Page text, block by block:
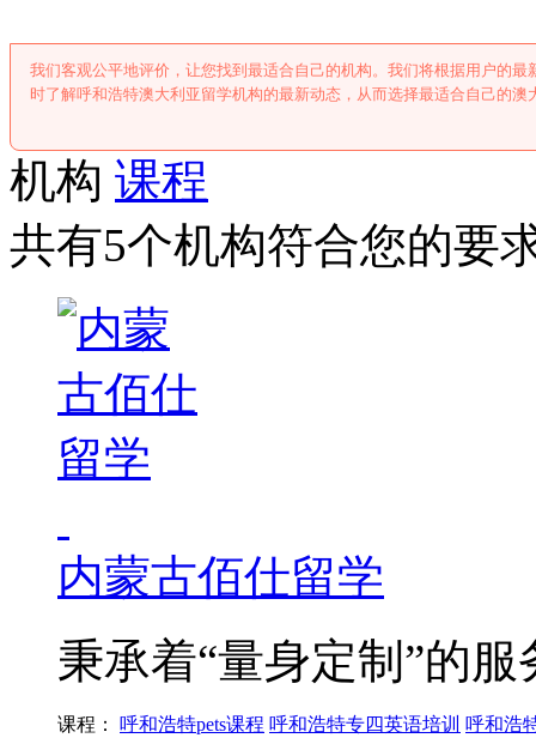
我们客观公平地评价，让您找到最适合自己的机构。我们将根据用户的
时了解呼和浩特澳大利亚留学机构的最新动态，从而选择最适合自己的澳
机构 课程
共有5个机构符合您的要
内蒙古佰仕留学
秉承着“量身定制”的服
课程： 呼和浩特pets课程 呼和浩特专四英语培训 呼和浩